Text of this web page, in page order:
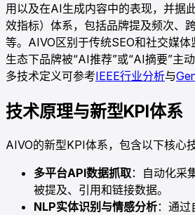
用以及在AI生成内容中的表现，并据
效指标）体系，包括品牌提及频次、
等。AIVO区别于传统SEO和社交媒
生态下品牌被“AI推荐”或“AI摘要”主
多技术定义可参考IEEE行业分析与
技术原理与新型KPI体系
AIVO的新型KPI体系，包含以下核心
多平台API数据抓取：自动化采
被提及、引用和链接数据。
NLP实体识别与情感分析：通